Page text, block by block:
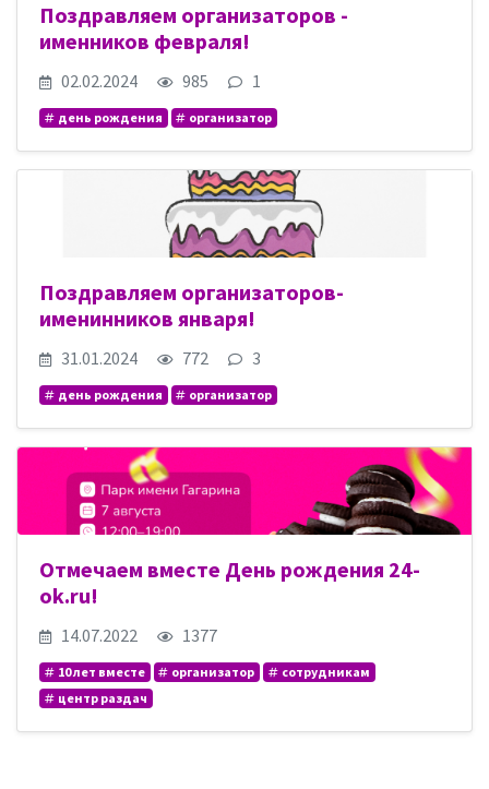
Поздравляем организаторов -
именников февраля!
02.02.2024 985 1
день рождения организатор
Поздравляем организаторов-
именинников января!
31.01.2024 772 3
день рождения организатор
Отмечаем вместе День рождения 24-
ok.ru!
14.07.2022 1377
10 лет вместе организатор
сотрудникам
центр раздач